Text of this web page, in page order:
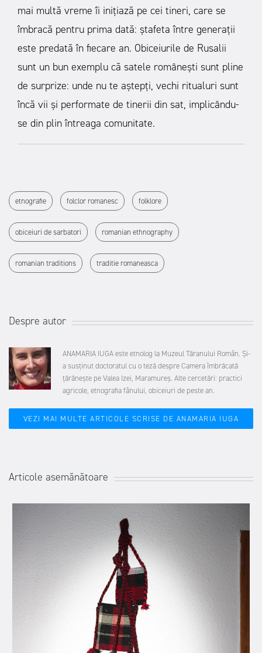
mai multă vreme îi iniţiază pe cei tineri, care se
îmbracă pentru prima dată: ştafeta între generaţii
este predată în fiecare an. Obiceiurile de Rusalii
sunt un bun exemplu că satele româneşti sunt pline
de surprize: unde nu te aştepţi, vechi ritualuri sunt
încă vii şi performate de tinerii din sat, implicându-
se din plin întreaga comunitate.
etnografie folclor romanesc folklore
obiceiuri de sarbatori romanian ethnography
romanian traditions traditie romaneasca
Despre autor
ANAMARIA IUGA este etnolog la Muzeul Tăranului Român. Și-
a susținut doctoratul cu o teză despre Camera îmbrăcată
țărănește pe Valea Izei, Maramureș. Alte cercetări: practici
agricole, etnografia fânului, obiceiuri de peste an.
VEZI MAI MULTE ARTICOLE SCRISE DE ANAMARIA IUGA
Articole asemănătoare